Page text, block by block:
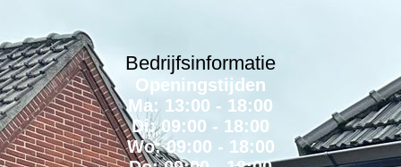
Bedrijfsinformatie
Openingstijden
Ma: 13:00 - 18:00
Di: 09:00 - 18:00
Wo: 09:00 - 18:00